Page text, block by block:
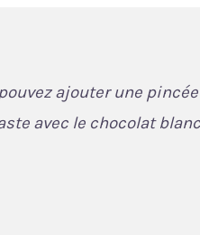
ajouter une pincée
avec le chocolat